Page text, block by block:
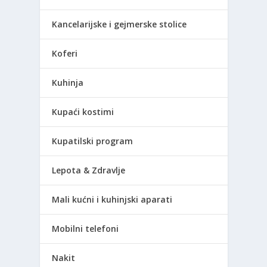
Kancelarijske i gejmerske stolice
Koferi
Kuhinja
Kupaći kostimi
Kupatilski program
Lepota & Zdravlje
Mali kućni i kuhinjski aparati
Mobilni telefoni
Nakit